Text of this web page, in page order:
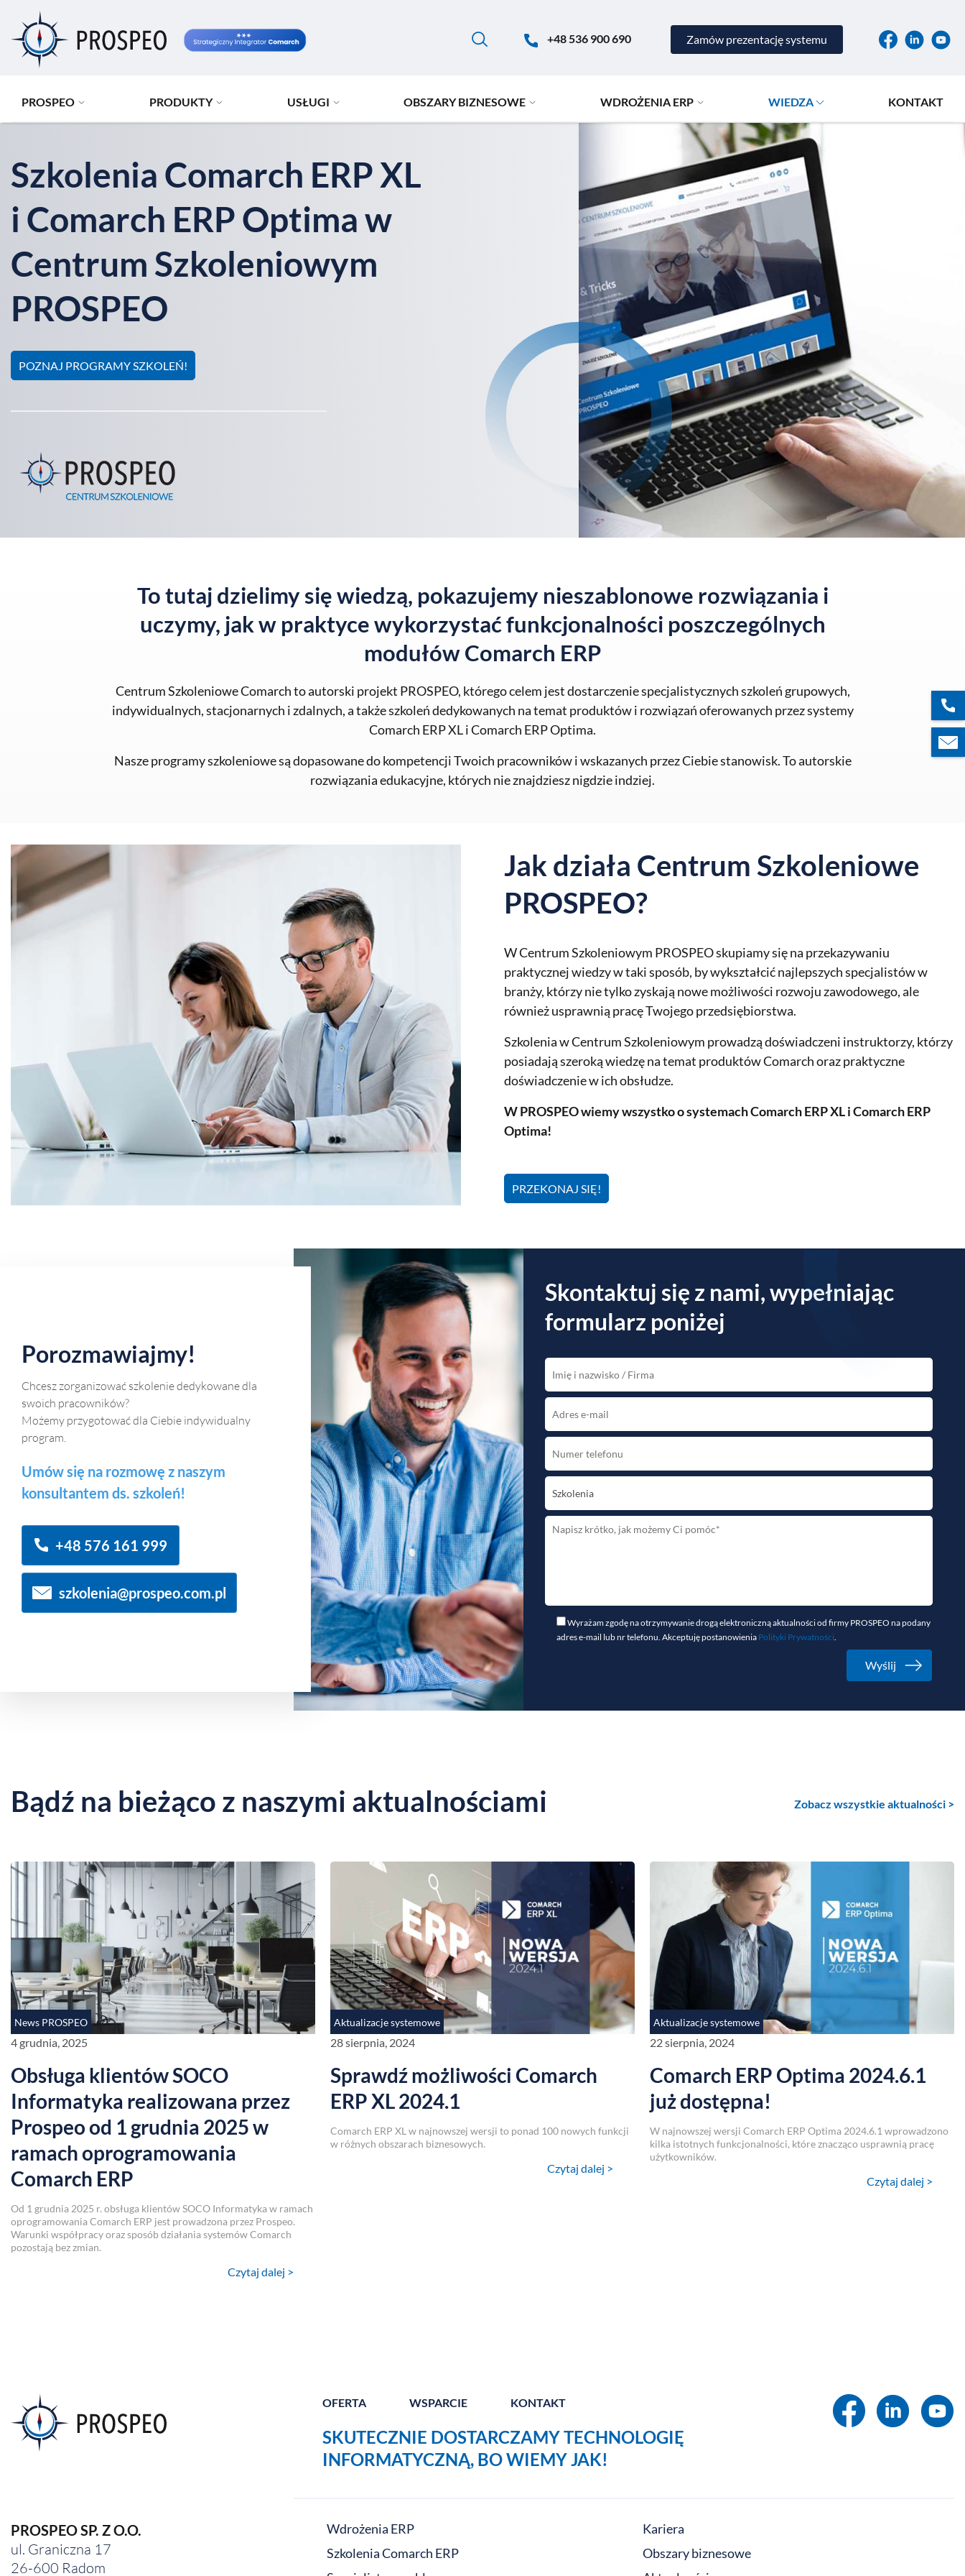
treści
+48 536 900 690 Zamów prezentację systemu
PROSPEO PRODUKTY USŁUGI OBSZARY BIZNESOWE WDROŻENIA ERP WIEDZA KONTAKT
Szkolenia Comarch ERP XL
i Comarch ERP Optima w
Centrum Szkoleniowym
PROSPEO
POZNAJ PROGRAMY SZKOLEŃ!
To tutaj dzielimy się wiedzą, pokazujemy nieszablonowe rozwiązania i
uczymy, jak w praktyce wykorzystać funkcjonalności poszczególnych
modułów Comarch ERP
Centrum Szkoleniowe Comarch to autorski projekt PROSPEO, którego celem jest dostarczenie specjalistycznych szkoleń grupowych,
indywidualnych, stacjonarnych i zdalnych, a także szkoleń dedykowanych na temat produktów i rozwiązań oferowanych przez systemy
Comarch ERP XL i Comarch ERP Optima.
Nasze programy szkoleniowe są dopasowane do kompetencji Twoich pracowników i wskazanych przez Ciebie stanowisk. To autorskie
rozwiązania edukacyjne, których nie znajdziesz nigdzie indziej.
Jak działa Centrum Szkoleniowe
PROSPEO?
W Centrum Szkoleniowym PROSPEO skupiamy się na przekazywaniu
praktycznej wiedzy w taki sposób, by wykształcić najlepszych specjalistów w
branży, którzy nie tylko zyskają nowe możliwości rozwoju zawodowego, ale
również usprawnią pracę Twojego przedsiębiorstwa.
Szkolenia w Centrum Szkoleniowym prowadzą doświadczeni instruktorzy, którzy
posiadają szeroką wiedzę na temat produktów Comarch oraz praktyczne
doświadczenie w ich obsłudze.
W PROSPEO wiemy wszystko o systemach Comarch ERP XL i Comarch ERP
Optima!
PRZEKONAJ SIĘ!
Porozmawiajmy!
Chcesz zorganizować szkolenie dedykowane dla
swoich pracowników?
Możemy przygotować dla Ciebie indywidualny
program.
Umów się na rozmowę z naszym
konsultantem ds. szkoleń!
+48 576 161 999
szkolenia@prospeo.com.pl
Skontaktuj się z nami, wypełniając
formularz poniżej
Wyrażam zgodę na otrzymywanie drogą elektroniczną aktualności od firmy PROSPEO na podany
adres e-mail lub nr telefonu. Akceptuję postanowienia Polityki Prywatności
Bądź na bieżąco z naszymi aktualnościami Zobacz wszystkie aktualności >
News PROSPEO
4 grudnia, 2025
Obsługa klientów SOCO
Informatyka realizowana przez
Prospeo od 1 grudnia 2025 w
ramach oprogramowania
Comarch ERP
Od 1 grudnia 2025 r. obsługa klientów SOCO Informatyka w ramach
oprogramowania Comarch ERP jest prowadzona przez Prospeo.
Warunki współpracy oraz sposób działania systemów Comarch
pozostają bez zmian.
Czytaj dalej >
Aktualizacje systemowe
28 sierpnia, 2024
Sprawdź możliwości Comarch
ERP XL 2024.1
Comarch ERP XL w najnowszej wersji to ponad 100 nowych funkcji
w różnych obszarach biznesowych.
Czytaj dalej >
Aktualizacje systemowe
22 sierpnia, 2024
Comarch ERP Optima 2024.6.1
już dostępna!
W najnowszej wersji Comarch ERP Optima 2024.6.1 wprowadzono
kilka istotnych funkcjonalności, które znacząco usprawnią pracę
użytkowników.
Czytaj dalej >
OFERTA WSPARCIE KONTAKT
SKUTECZNIE DOSTARCZAMY TECHNOLOGIĘ
INFORMATYCZNĄ, BO WIEMY JAK!
PROSPEO SP. Z O.O.
ul. Graniczna 17
26-600 Radom
Wdrożenia ERP
Szkolenia Comarch ERP
Kariera
Obszary biznesowe